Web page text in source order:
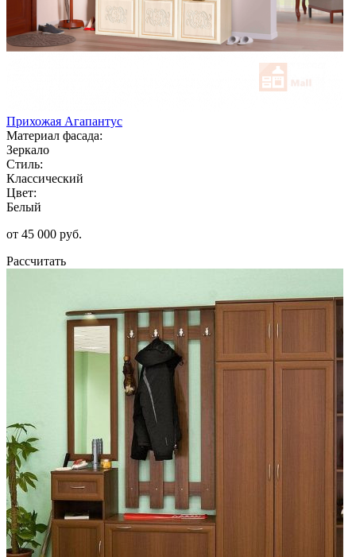
Прихожая Агапантус
Материал фасада:
Зеркало
Стиль:
Классический
Цвет:
Белый
от 45 000 руб.
Рассчитать